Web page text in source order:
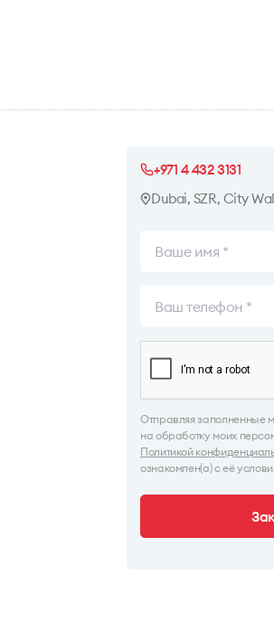
+971 4 432 3131
Dubai, SZR, City
Отправляя заполненные
на обработку моих
Политикой
ознакомлен(а) с её